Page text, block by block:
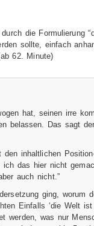
die Formulierung
sollte, einfach
62. Minute)
hat, seinen irre
belassen. Das sagt
den inhaltlichen
das hier nicht
auch nicht.”
ging, worum
Einfalls ‘die Welt ist
werden, was nur